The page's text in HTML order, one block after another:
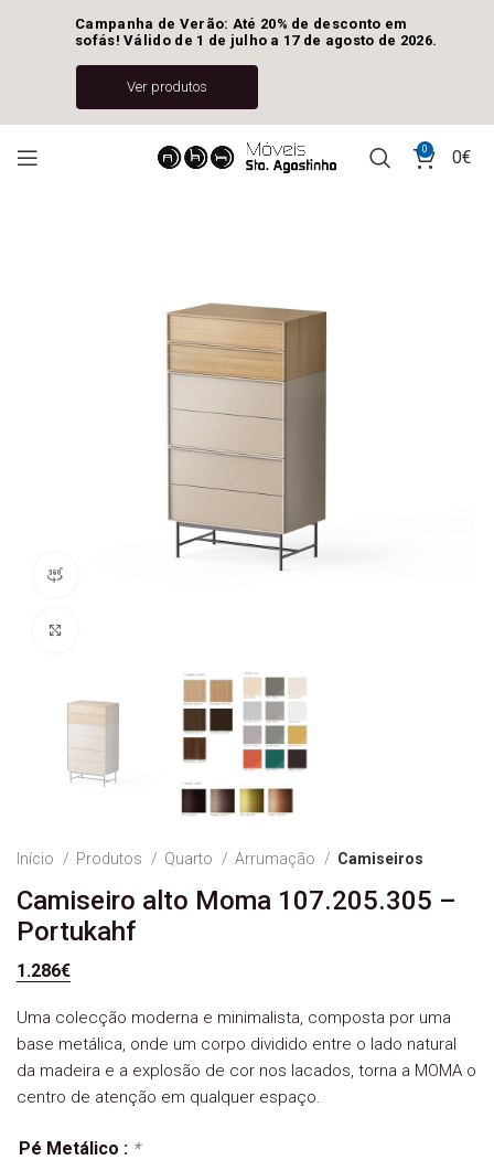
0 0€
Início Produtos Quarto Arrumação Camiseiros
Camiseiro alto Moma 107.205.305 –
Portukahf
1.286€
Uma colecção moderna e minimalista, composta por uma
base metálica, onde um corpo dividido entre o lado natural
da madeira e a explosão de cor nos lacados, torna a MOMA o
centro de atenção em qualquer espaço.
Pé Metálico : *
Campanha de Verão: Até 20% de desconto em
sofás! Válido de 1 de julho a 17 de agosto de 2026.
Ver produtos